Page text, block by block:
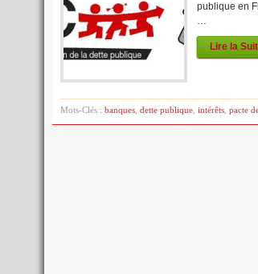
publique en
…
Lire la
Mots-Clés : banques dette publique intérêts pacte